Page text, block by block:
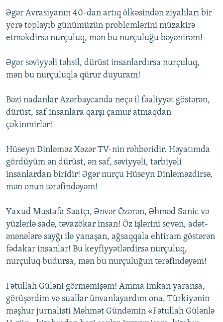
Əgər Avrasiyanın 40-dan artıq ölkəsindən ziyalıları bir
yerə toplayıb günümüzün problemlərini müzakirə
etməkdirsə nurçuluq, mən bu nurçuluğu bəyənirəm!
Əgər səviyyəli təhsil, dürüst insanlardırsa nurçuluq,
mən bu nurçuluqla qürur duyuram!
Bəzi nadanlar Azərbaycanda neçə il fəaliyyət göstərən,
dürüst, saf insanlara qarşı çamur atmaqdan
çəkinmirlər!
Hüseyn Dinləməz Xəzər TV-nin rəhbəridir. Həyatımda
gördüyüm ən dürüst, ən saf, səviyyəli, tərbiyəli
insanlardan biridir! Əgər nurçu Hüseyn Dinləməzdirsə,
mən onun tərəfindəyəm!
Yaxud Mustafa Saatçı, Ənvər Özərən, Əhməd Sanic və
yüzlərlə sadə, təvazökar insan! Öz işlərini sevən, adət-
ənənələrə sayğı ilə yanaşan, ağsaqqala ehtiram göstərən
fədakar insanlar! Bu keyfiyyətlərdirsə nurçuluq,
nurçuluq budursa, mən bu nurçuluğun tərəfindəyəm!
Fətullah Güləni görməmişəm! Amma imkan yaransa,
görüşərdim və suallar ünvanlayardım ona. Türkiyənin
məşhur jurnalisti Məhmət Gündəmin «Fətullah Gülənlə